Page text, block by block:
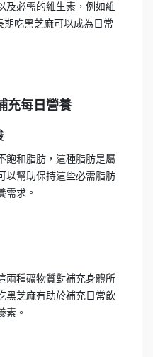
及必需的維生素，例如維
期吃黑芝麻可以成為日常
充每日營養
飽和脂肪，這種脂肪是屬
以幫助保持這些必需脂肪
需求。
兩種礦物質對補充身體所
黑芝麻有助於補充日常飲
素。